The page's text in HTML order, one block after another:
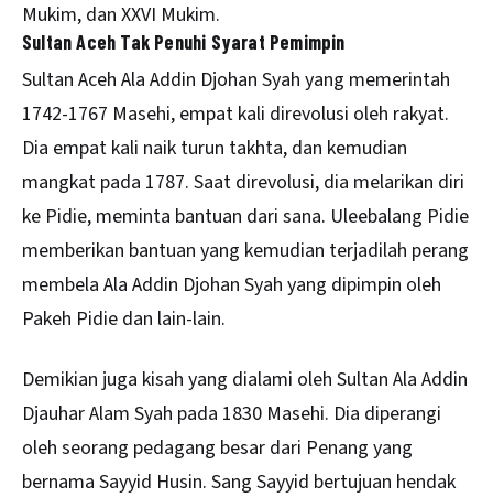
Mukim, dan XXVI Mukim.
Sultan Aceh Tak Penuhi Syarat Pemimpin
Sultan Aceh Ala Addin Djohan Syah yang memerintah
1742-1767 Masehi, empat kali direvolusi oleh rakyat.
Dia empat kali naik turun takhta, dan kemudian
mangkat pada 1787. Saat direvolusi, dia melarikan diri
ke Pidie, meminta bantuan dari sana. Uleebalang Pidie
memberikan bantuan yang kemudian terjadilah perang
membela Ala Addin Djohan Syah yang dipimpin oleh
Pakeh Pidie dan lain-lain.
Demikian juga kisah yang dialami oleh Sultan Ala Addin
Djauhar Alam Syah pada 1830 Masehi. Dia diperangi
oleh seorang pedagang besar dari Penang yang
bernama Sayyid Husin. Sang Sayyid bertujuan hendak